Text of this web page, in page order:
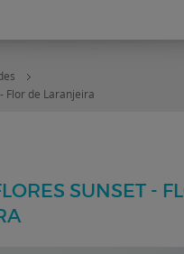
Flor de Laranjeira
SUNSET -